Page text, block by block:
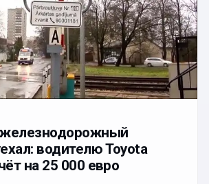
железнодорожный
водителю Toyota
на 25 000 евро